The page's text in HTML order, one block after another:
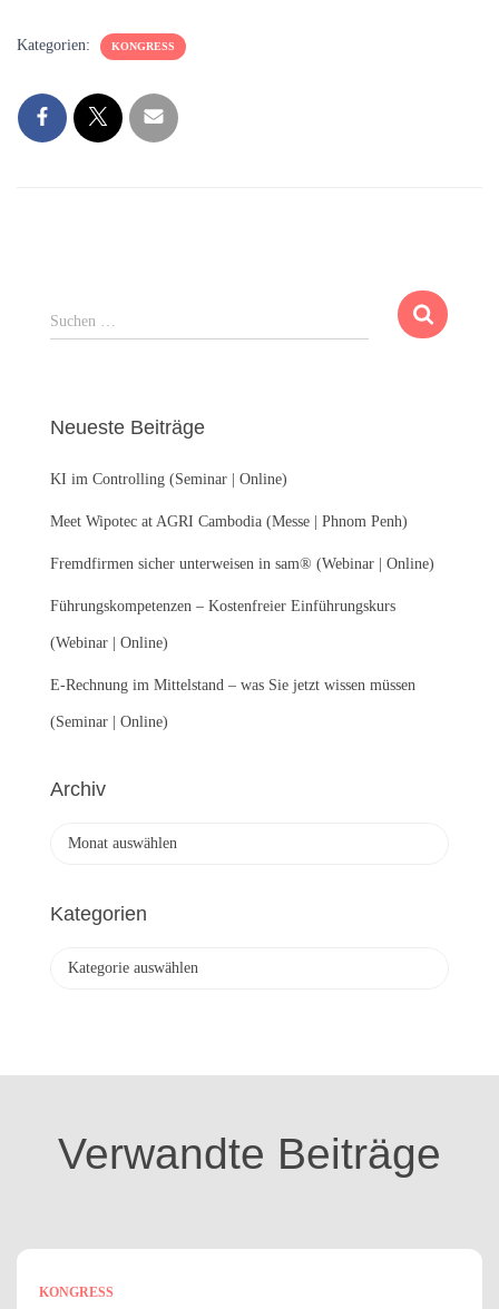
Kategorien: KONGRESS
S
u
n
a
h
:
Suchen …
Neueste Beiträge
KI im Controlling (Seminar | Online)
Meet Wipotec at AGRI Cambodia (Messe | Phnom Penh)
Fremdfirmen sicher unterweisen in sam® (Webinar | Online)
Führungskompetenzen – Kostenfreier Einführungskurs
(Webinar | Online)
E-Rechnung im Mittelstand – was Sie jetzt wissen müssen
(Seminar | Online)
Archiv
h
Kategorien
o
Verwandte Beiträge
KONGRESS